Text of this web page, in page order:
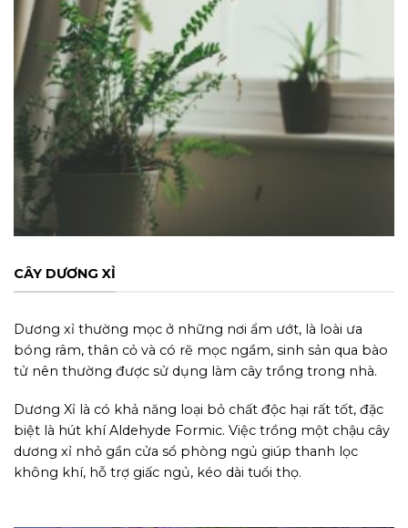
CÂY DƯƠNG XỈ
Dương xỉ thường mọc ở những nơi ẩm ướt, là loài ưa
bóng râm, thân cỏ và có rẽ mọc ngầm, sinh sản qua bào
tử nên thường được sử dụng làm cây trồng trong nhà.
Dương Xỉ là có khả năng loại bỏ chất độc hại rất tốt, đặc
biệt là hút khí Aldehyde Formic. Việc trồng một chậu cây
dương xỉ nhỏ gần cửa sổ phòng ngủ giúp thanh lọc
không khí, hỗ trợ giấc ngủ, kéo dài tuổi thọ.